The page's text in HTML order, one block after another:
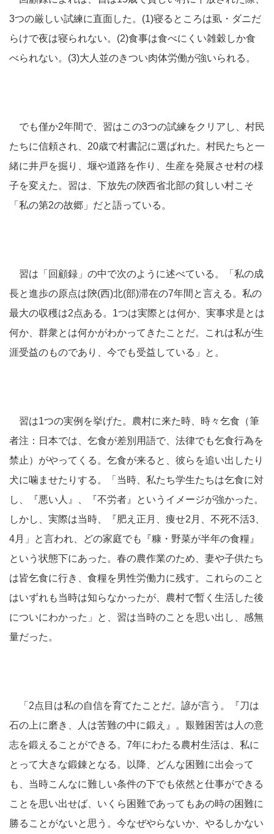
3つの厳しい試練に直面した。(1)寝るところは虱・ダニだ
らけで夜は寝られない。(2)食事は食べにくい雑穀しか食
べられない。(3)大人並のきつい肉体労働が強いられる。
でも僅か2年間で、習はこの3つの試練をクリアし、村民
たちに信頼され、20歳で村書記に選ばれた。村民たちと一
緒に井戸を掘り、堰や道路を作り、生産を発展させ村の様
子を変えた。習は、下放先の陝西省北部の貧しい村こそ
「私の第2の故郷」だと語っている。
習は「回顧録」の中で次のように述べている。「私の成
長と進歩の原点は陝(西)北(部)滞在の7年間と言える。私の
最大の収穫は2点ある。1つは実際とは何か、実事求是とは
何か、群衆とは何かがわかってきたことだ。これは私が生
涯受益のものであり、今でも受益している」と。
習は1つの実例を挙げた。農村に来た時、時々乞食（筆
者注：日本では、乞食が差別用語で、法律でも乞食行為を
禁止）がやってくる。乞食が来ると、彼らを追い出したり
犬に噛ませたりする。「当時、私たち学生たちは乞食に対
し、『悪い人』、『不労者』というイメージが強かった。
しかし、実際は当時、『肥え正月、痩せ2月、不死不活3、
4月」と言われ、どの家庭でも『糠・野菜が半年の食糧』
という状態下にあった。春の農作業のため、妻や子供たち
は皆乞食に行き、食糧を男性労働力に残す。これらのこと
はいずれも当時は知らなかったが、農村で暫く生活した後
についにわかった」と、習は当時のことを思い出し、感無
量だった。
「2点目は私の自信を育てたことだ。諺が言う。『刀は
石の上に磨き、人は苦難の中に鍛え』。艱難困苦は人の意
志を鍛えることができる。7年にわたる農村生活は、私に
とって大きな鍛錬となる。以降、どんな困難に出会って
も、当時こんなに難しい条件の下でも依然と仕事ができる
ことを思い出せば、いくら困難であってもあの時の困難に
勝ることがないと思う。今なぜやらないか、やるしかない